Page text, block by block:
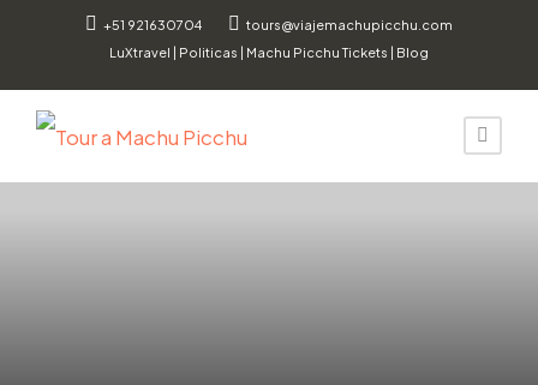
+51 921630704
tours@viajemachupicchu.com
LuXtravel | Politicas | Machu Picchu Tickets | Blog